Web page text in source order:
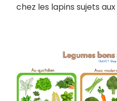
chez les lapins sujets